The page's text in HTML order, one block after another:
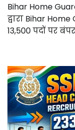
Bihar Home
द्वारा Bihar
13,500 पदों पर